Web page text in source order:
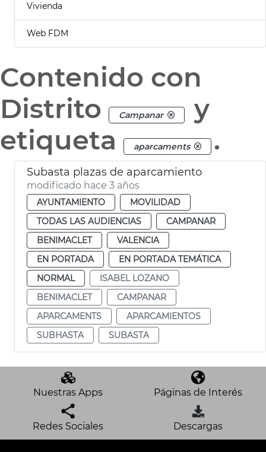
Vivienda
Web FDM
Contenido con
Distrito
Campanar
y
etiqueta
aparcaments .
Subasta plazas de aparcamiento
modificado hace 3 años
AYUNTAMIENTO
MOVILIDAD
TODAS LAS AUDIENCIAS
CAMPANAR
BENIMACLET
VALENCIA
EN PORTADA
EN PORTADA TEMÁTICA
NORMAL
ISABEL LOZANO
BENIMACLET
CAMPANAR
APARCAMENTS
APARCAMIENTOS
SUBHASTA
SUBASTA
Nuestras Apps Páginas de Interés
Redes Sociales Descargas